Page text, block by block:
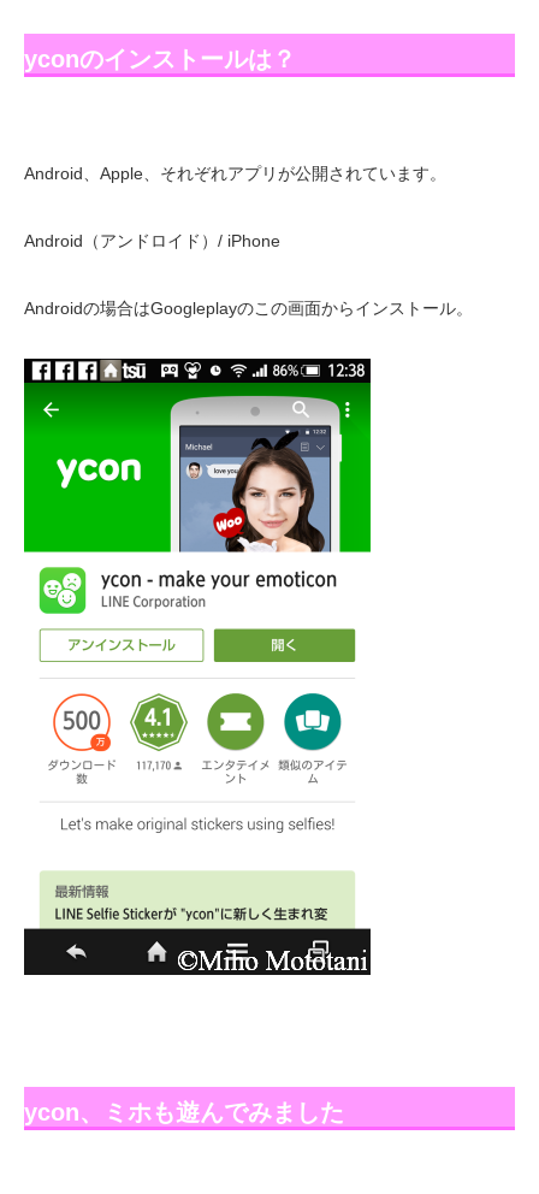
yconのインストールは？
Android、Apple、それぞれアプリが公開されています。
Android（アンドロイド）/ iPhone
Androidの場合はGoogleplayのこの画面からインストール。
ycon、ミホも遊んでみました